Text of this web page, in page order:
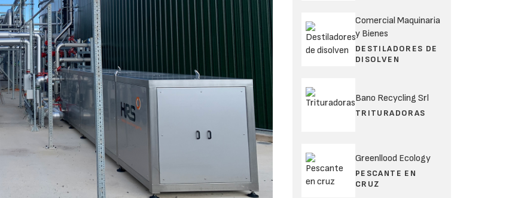
Comercial Maquinaria
y Bienes
DESTILADORES DE
DISOLVEN
Bano Recycling Srl
TRITURADORAS
Greenllood Ecology
PESCANTE EN
CRUZ